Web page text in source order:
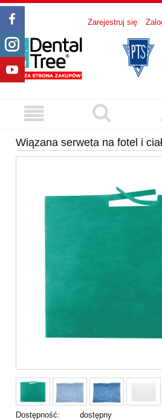
Zarejestruj się
Wiązana serweta na fotel i
Dostępność: dostępny